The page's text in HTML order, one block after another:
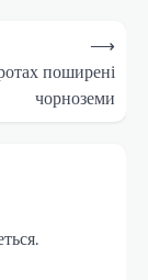
поширені
чорноземи
⟶